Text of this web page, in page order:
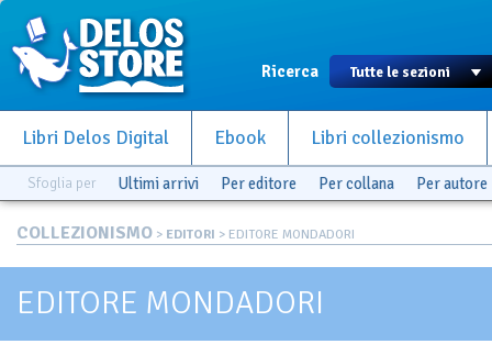
Ricerca
Libri Delos Digital Ebook Libri collezionismo
Sfoglia per Ultimi arrivi Per editore Per collana Per autore
COLLEZIONISMO > EDITORI > EDITORE MONDADORI
EDITORE MONDADORI